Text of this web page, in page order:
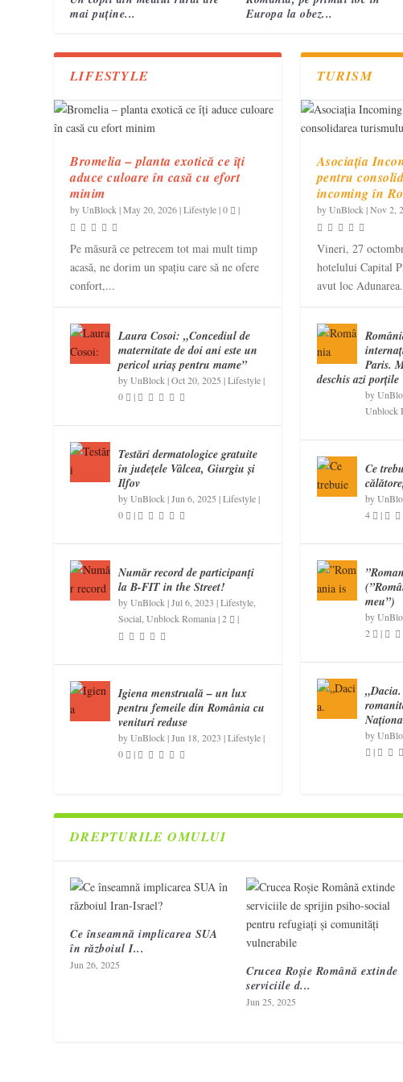
mai puține...
Europa la obez...
LIFESTYLE
Bromelia – planta exotică ce îți
aduce culoare în casă cu efort
minim
byUnBlock |May 20, 2026|Lifestyle|0 |
Pe măsură ce petrecem tot mai mult timp
acasă, ne dorim un spațiu care să ne ofere
confort,...
Laura Cosoi: „Concediul de
maternitate de doi ani este un
pericol uriaș pentru mame”
byUnBlock |Oct 20, 2025 |Lifestyle|
0
|
Testări dermatologice gratuite
în județele Vâlcea, Giurgiu și
Ilfov
byUnBlock |Jun 6, 2025 |Lifestyle|
0
|
Număr record de participanţi
la B-FIT in the Street!
byUnBlock |Jul 6, 2023 |Lifestyle
Social ,Unblock Romania|2 |
Igiena menstruală – un lux
pentru femeile din România cu
venituri reduse
byUnBlock |Jun 18, 2023 |Lifestyle|
0
|
TURISM
Asociația
pentru
incoming în
byUnBlock |Nov 2,
Vineri, 27
hotelului Capital
avut loc
Paris.
deschis azi porțile
by
Unblock
Ce
by
4
|
meu”)
by
2
|
by
|
DREPTURILE OMULUI
Ce înseamnă implicarea SUA
în războiul I...
Jun 26, 2025
Crucea Roșie Română extinde
serviciile d...
Jun 25, 2025